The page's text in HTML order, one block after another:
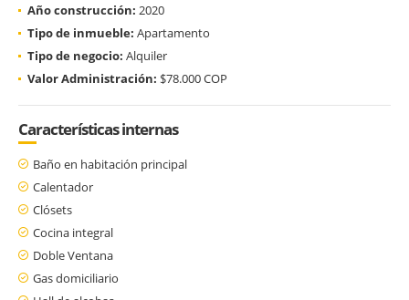
Año construcción: 2020
Tipo de inmueble: Apartamento
Tipo de negocio: Alquiler
Valor Administración: $78.000 COP
Características internas
Baño en habitación principal
Calentador
Clósets
Cocina integral
Doble Ventana
Gas domiciliario